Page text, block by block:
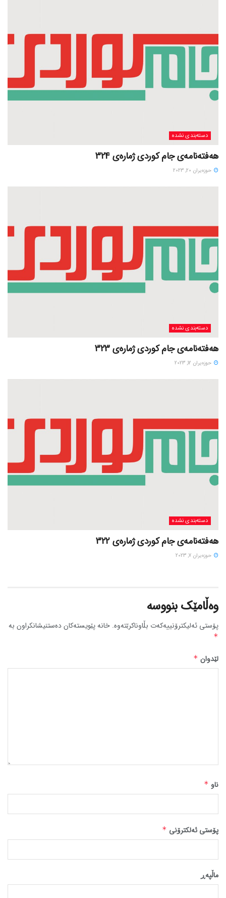
دسته‌بندی نشده
هەفتەنامەی جام کوردی ژمارەی 324
حوزه‌یران 20, 2023
دسته‌بندی نشده
هەفتەنامەی جام کوردی ژمارەی 323
حوزه‌یران 12, 2023
دسته‌بندی نشده
هەفتەنامەی جام کوردی ژمارەی 322
حوزه‌یران 7, 2023
وەڵامێک بنووسە
پۆستی ئەلیکترۆنییەکەت بڵاوناکرێتەوە. خانە پێویستەکان دەستنیشانکراون بە
*
لێدوان *
ناو *
پۆستی ئەلکترۆنی *
ماڵپه‌ڕ